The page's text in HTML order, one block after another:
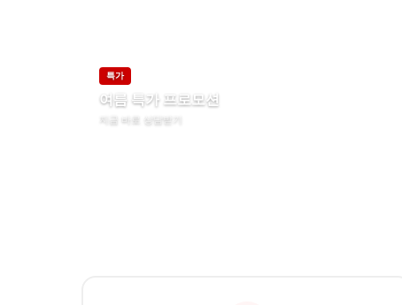
특가
여름 특가 프로모션
지금 바로 상담받기